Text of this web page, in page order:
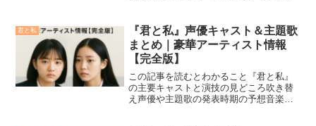
情報「君と私」の世界をもっと感じたい
あなたへ。映像や物語の向...
君と私
『君と私』声優キャスト＆主題歌
まとめ｜豪華アーティスト情報
【完全版】
この記事を読むとわかること『君と私』
の主要キャストと演技の見どころ吹き替
え声優や主題歌の発表時期の予想音楽担